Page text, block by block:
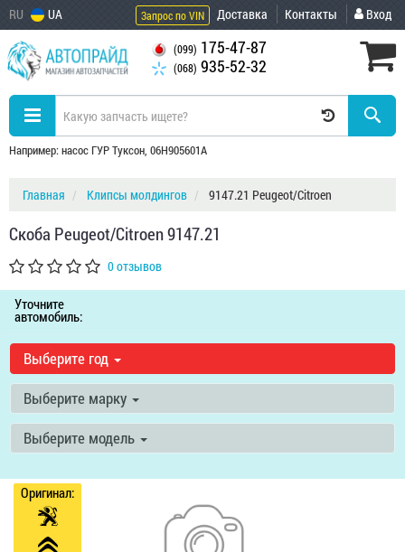
RU UA Запрос по VIN Доставка Контакты Вход
(099) 175-47-87
(068) 935-52-32
Например: насос ГУР Туксон, 06H905601A
Главная Клипсы молдингов 9147.21 Peugeot/Citroen
Скоба Peugeot/Citroen 9147.21
0 отзывов
Уточните
автомобиль:
Выберите год
Выберите марку
Выберите модель
Оригинал: